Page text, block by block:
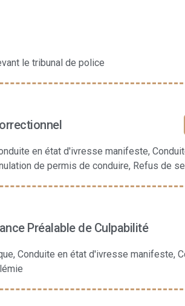
le tribunal de police
en état d'ivresse manifeste,
de permis de conduire, Refus de
Préalable de Culpabilité
Conduite en état d'ivresse manifeste,